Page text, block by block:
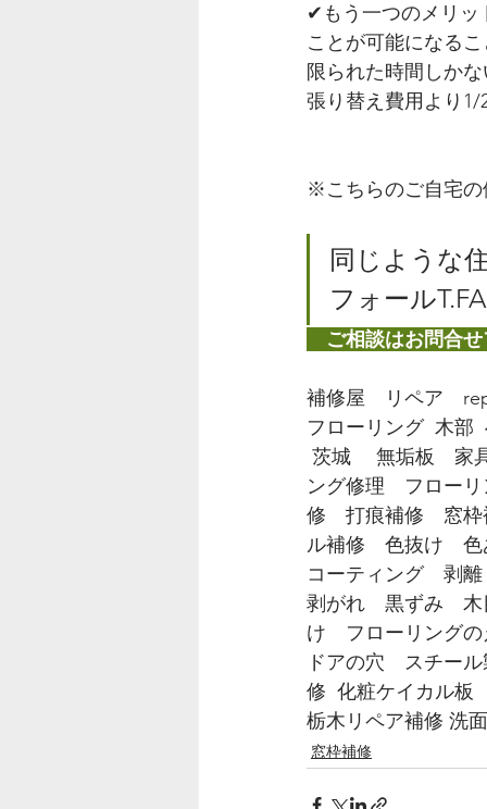
✔︎もう一つのメリッ
ことが可能になる
限られた時間しか
張り替え費用より
※こちらのご自宅の
同じような
フォール
ご相談はお問合
補修屋　リペア　
フローリング  木部
茨城　 無垢板　家
ング修理　フロー
修　打痕補修　窓
ル補修　色抜け　
コーティング　剥
剥がれ　黒ずみ　
け　フローリング
ドアの穴　スチー
修  化粧ケイカル
栃木リペア補修 洗
窓枠補修